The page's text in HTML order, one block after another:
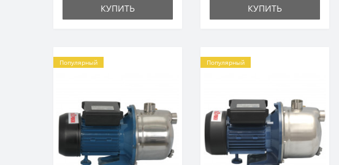
КУПИТЬ КУПИТЬ
Популярный Популярный